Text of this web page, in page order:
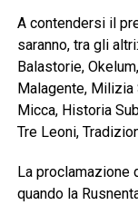
A contendersi il
saranno, tra gli
Balastorie,
Malagente, Milizia
Micca, Historia
Tre Leoni,
La proclamazione
quando la